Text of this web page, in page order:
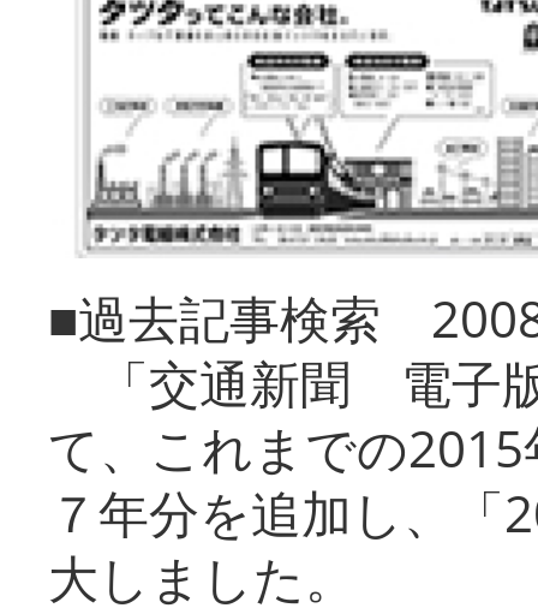
■過去記事検索
「交通新聞 電子
て、これまでの
７年分を追加し、「
大しまし